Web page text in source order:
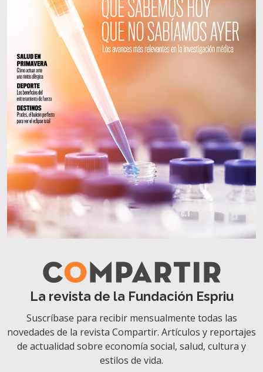
La revista de la Fundación Espriu
Suscríbase para recibir mensualmente todas las
novedades de la revista Compartir. Artículos y reportajes
de actualidad sobre economía social, salud, cultura y
estilos de vida.